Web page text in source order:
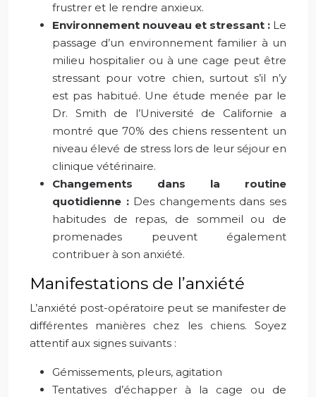
frustrer et le rendre anxieux.
Environnement nouveau et stressant : Le
passage d’un environnement familier à un
milieu hospitalier ou à une cage peut être
stressant pour votre chien, surtout s’il n’y
est pas habitué. Une étude menée par le
Dr. Smith de l’Université de Californie a
montré que 70% des chiens ressentent un
niveau élevé de stress lors de leur séjour en
clinique vétérinaire.
Changements dans la routine
quotidienne : Des changements dans ses
habitudes de repas, de sommeil ou de
promenades peuvent également
contribuer à son anxiété.
Manifestations de l’anxiété
L’anxiété post-opératoire peut se manifester de
différentes manières chez les chiens. Soyez
attentif aux signes suivants :
Gémissements, pleurs, agitation
Tentatives d’échapper à la cage ou de